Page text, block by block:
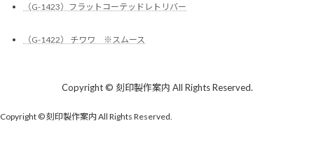
（G-1423）フラットコーテッドレトリバー
（G-1422） チワワ ※スムース
Copyright © 刻印製作案内 All Rights Reserved.
Copyright © 刻印製作案内 All Rights Reserved.